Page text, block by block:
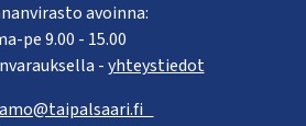
avoinna:
pe 9.00 - 15.00
-yhteystiedot